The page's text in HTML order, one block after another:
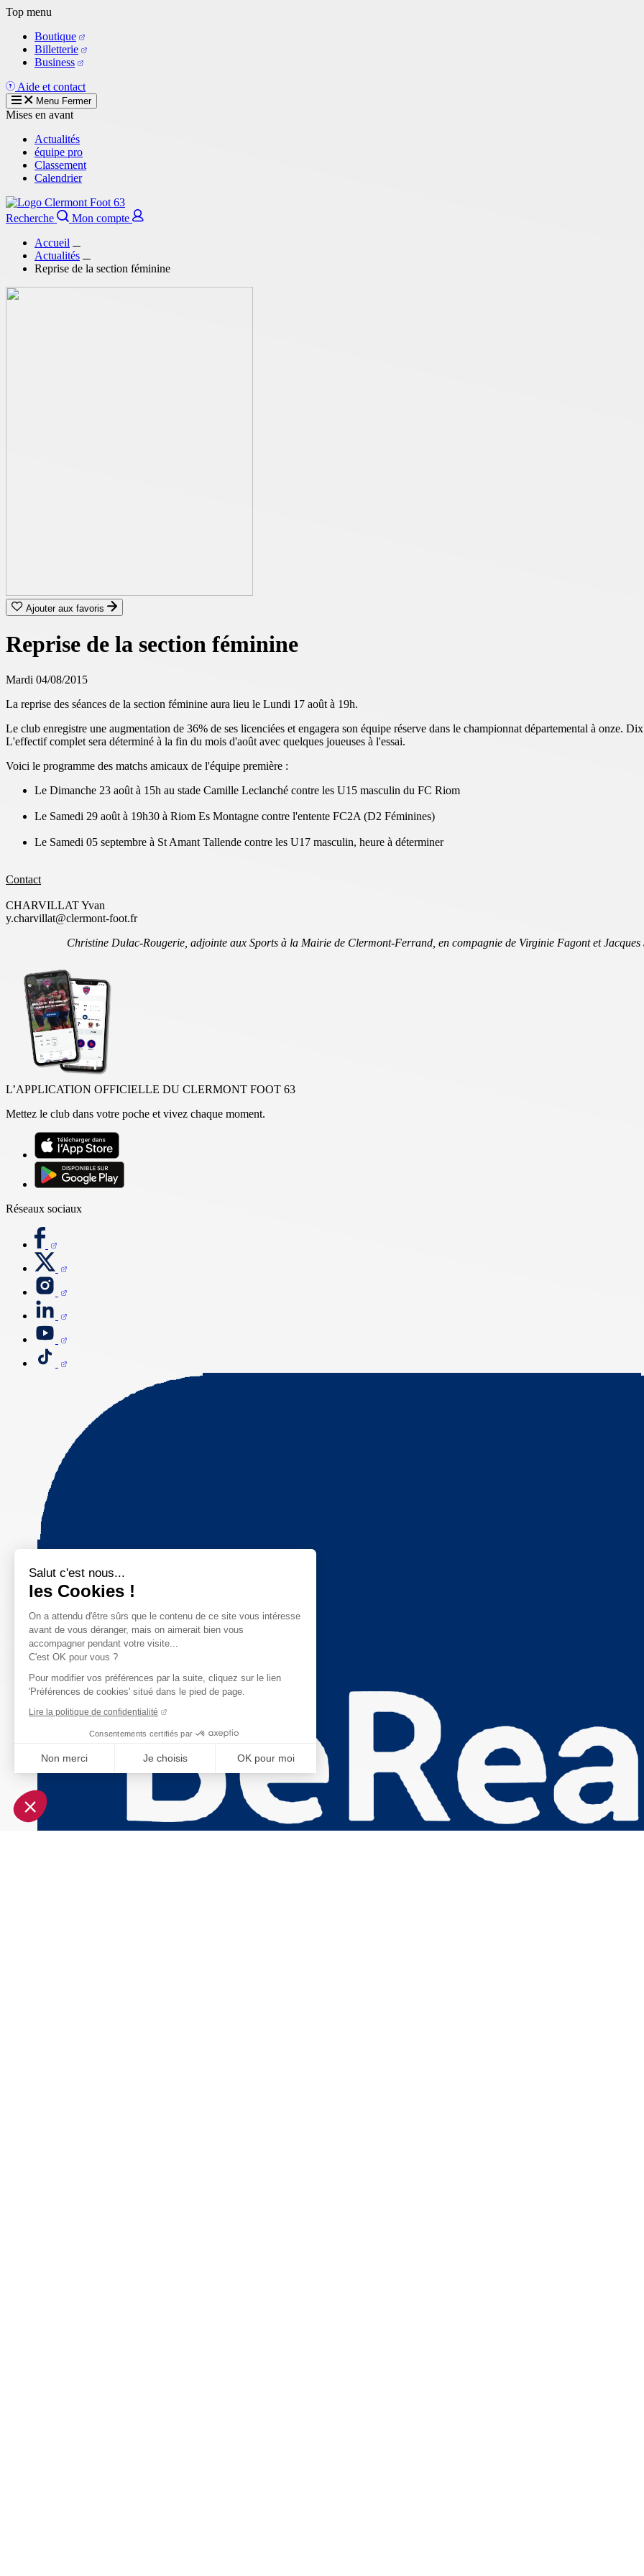
Salut c'est nous...
les Cookies !
On a attendu d'être sûrs que le contenu de ce site vous intéresse
avant de vous déranger, mais on aimerait bien vous
accompagner pendant votre visite...
C'est OK pour vous ?
Pour modifier vos préférences par la suite, cliquez sur le lien
'Préférences de cookies' situé dans le pied de page.
Lire la politique de confidentialité
Consentements certifiés par
Non merci Je choisis OK pour moi
Plateforme de Gestion du Consentement : Personnalisez vos Options
Notre plateforme vous permet d'adapter et de gérer vos paramètres de confidentialité, en garantissant la conformité avec
Aller
contenu
principal
Top menu
Boutique
Billetterie
Business
Aide et contact
Menu Fermer
Mises en avant
Actualités
équipe pro
Classement
Calendrier
Recherche
Mon compte
Accueil
Actualités
Reprise de la section féminine
Ajouter aux favoris
Reprise de la section féminine
Mardi 04/08/2015
La reprise des séances de la section féminine aura lieu le Lundi 17 août à 19h.
Le club enregistre une augmentation de 36% de ses licenciées et engagera son équipe réserve dans le championnat départemental à onze.
L'effectif complet sera déterminé à la fin du mois d'août avec quelques joueuses à l'essai.
Voici le programme des matchs amicaux de l'équipe première :
Le Dimanche 23 août à 15h au stade Camille Leclanché contre les U15 masculin du FC Riom
Le Samedi 29 août à 19h30 à Riom Es Montagne contre l'entente FC2A (D2 Féminines)
Le Samedi 05 septembre à St Amant Tallende contre les U17 masculin, heure à déterminer
Contact
CHARVILLAT Yvan
y.charvillat@clermont-foot.fr
Christine Dulac-Rougerie, adjointe aux Sports à la Mairie de Clermont-Ferrand, en compagnie de Virginie Fagont et
L’APPLICATION OFFICIELLE DU CLERMONT FOOT 63
Mettez le club dans votre poche et vivez chaque moment.
Réseaux sociaux